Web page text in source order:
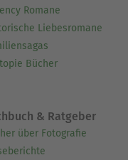
Romane
Liebesromane
Bücher
& Ratgeber
über Fotografie